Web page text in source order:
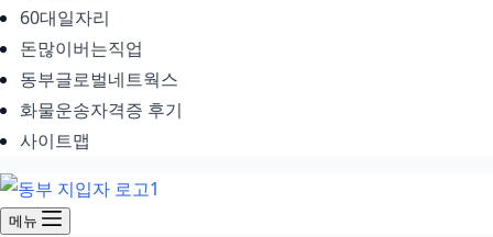
60대일자리
돈많이버는직업
동부글로벌네트웍스
화물운송자격증 후기
사이트맵
메뉴